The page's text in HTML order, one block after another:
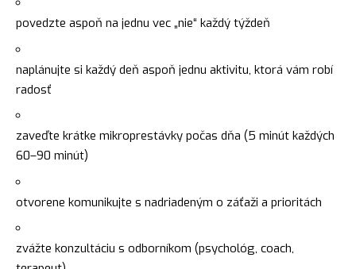
povedzte aspoň na jednu vec „nie“ každý týždeň
naplánujte si každý deň aspoň jednu aktivitu, ktorá vám robí
radosť
zaveďte krátke mikroprestávky počas dňa (5 minút každých
60–90 minút)
otvorene komunikujte s nadriadeným o záťaži a prioritách
zvážte konzultáciu s odborníkom (psychológ, coach,